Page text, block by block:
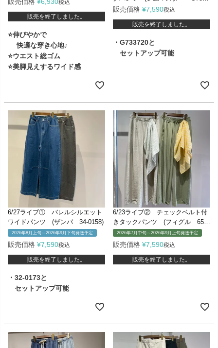
税込
販売を終了しました。
⭐伸びやかで
快適な穿き心地♪
⭐ウエスト総ゴム
⭐美脚見えするワイド感
22)
販売価格 ¥7,590税込
販売を終了しました。
・G733720と
セットアップ可能
6/27ライブ① バレルシルエット
ワイドパンツ (ザンパ 34-0158)
2026年8月上旬～2026年9月下旬発送予定
販売価格 ¥7,590税込
販売を終了しました。
・32-0173と
セットアップ可能
6/23ライブ② チェックベルト付
きタックパンツ (フィグル 650
4455)
2026年7月中旬～2026年9月上旬発送予定
販売価格 ¥7,590税込
販売を終了しました。